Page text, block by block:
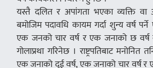
यस्तै दलित र अपांगता भएका व्यक्ति
बमोजिम पदावधि कायम गर्दा शुन्य वर्ष
एक जनको चार वर्ष र एक जनाको छ वर्ष
गोलाप्रथा गरिनेछ । राष्ट्रपतिबाट
एक जनाको दुई वर्ष, एक जनाको चार वर्ष र